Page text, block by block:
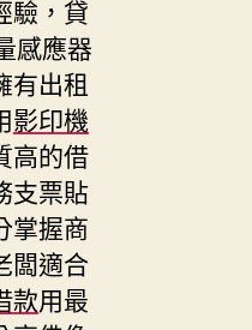
驗，貸
感應器
有出租
影印機
高的借
支票貼
掌握商
闆適合
款用最